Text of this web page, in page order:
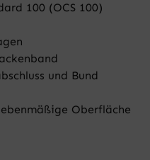
100 (OCS 100)
und Bund
Oberfläche